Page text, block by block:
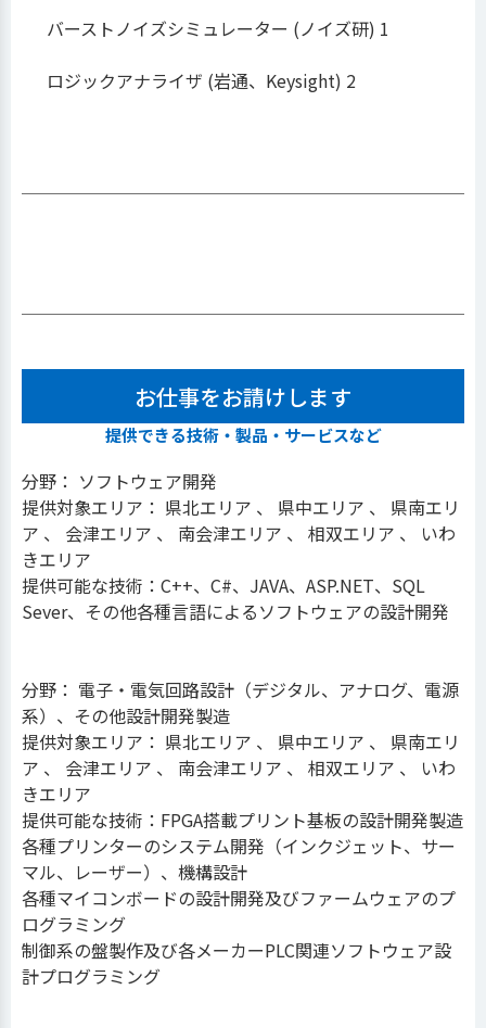
バーストノイズシミュレーター (ノイズ研) 1
ロジックアナライザ (岩通、Keysight) 2
お仕事をお請けします
提供できる技術・製品・サービスなど
分野： ソフトウェア開発
提供対象エリア： 県北エリア 、 県中エリア 、 県南エリ
ア 、 会津エリア 、 南会津エリア 、 相双エリア 、 いわ
きエリア
提供可能な技術：C++、C#、JAVA、ASP.NET、SQL
Sever、その他各種言語によるソフトウェアの設計開発
分野： 電子・電気回路設計（デジタル、アナログ、電源
系）、その他設計開発製造
提供対象エリア： 県北エリア 、 県中エリア 、 県南エリ
ア 、 会津エリア 、 南会津エリア 、 相双エリア 、 いわ
きエリア
提供可能な技術：FPGA搭載プリント基板の設計開発製造
各種プリンターのシステム開発（インクジェット、サー
マル、レーザー）、機構設計
各種マイコンボードの設計開発及びファームウェアのプ
ログラミング
制御系の盤製作及び各メーカーPLC関連ソフトウェア設
計プログラミング